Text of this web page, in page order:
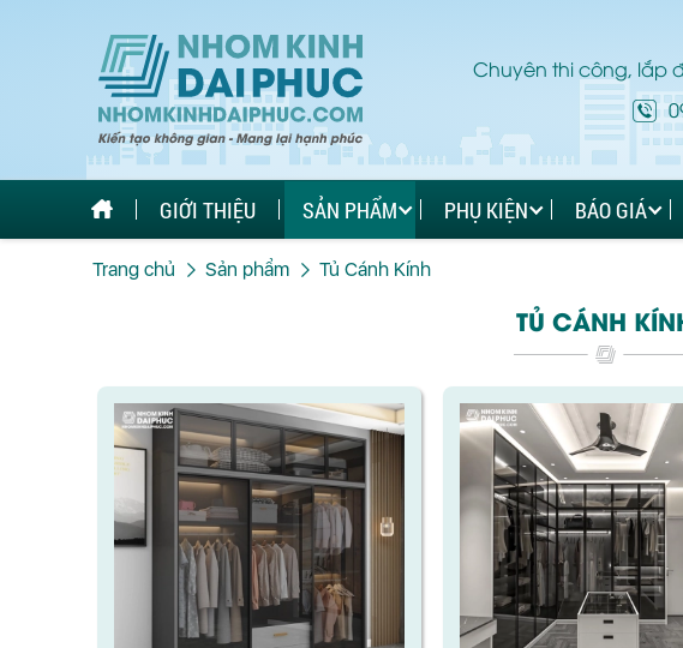
Chuyên thi công, lắp
GIỚI THIỆU SẢN PHẨM PHỤ KIỆN BÁO GIÁ
Trang chủ Sản phẩm Tủ Cánh Kính
TỦ CÁNH